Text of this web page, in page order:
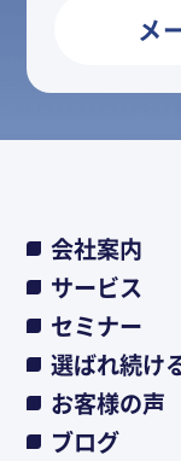
メ
会社案内
サービス
セミナー
選ばれ続け
お客様の声
ブログ